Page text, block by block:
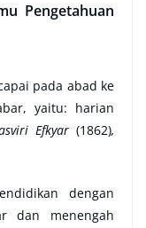
Pengetahuan
pada abad ke
yaitu: harian
Efkyar(1862),
dengan
dan menengah